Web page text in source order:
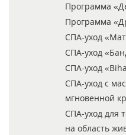
Программа
Программа
СПА-уход
СПА-уход
СПА-уход
СПА-уход с
мгновенной
СПА-уход для
на область